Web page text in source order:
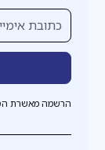
הרשמה מאשרת